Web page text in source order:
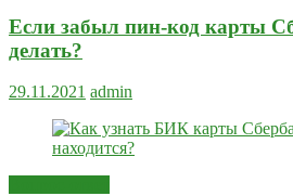
Если забыл пин-код карты
делать?
29.11.2021 admin